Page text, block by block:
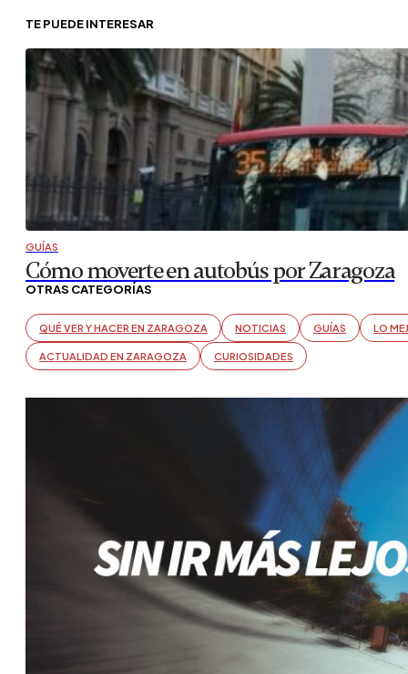
TE PUEDE INTERESAR
GUÍAS
Cómo moverte en autobús por Zaragoza
OTRAS CATEGORÍAS
QUÉ VER Y HACER EN ZARAGOZA NOTICIAS GUÍAS LO
ACTUALIDAD EN ZARAGOZA CURIOSIDADES